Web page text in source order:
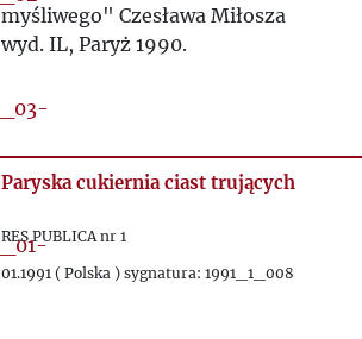
myśliwego" Czesława Miłosza
wyd. IL, Paryż 1990.
Paryska cukiernia ciast trujących
RES PUBLICA nr 1
01.1991 ( Polska ) sygnatura: 1991_1_008